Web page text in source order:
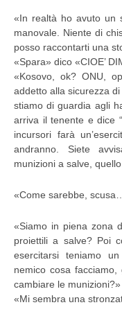
«In realtà ho avuto un
manovale. Niente di
posso raccontarti una
«Spara» dico «CIOE’
«Kosovo, ok? ONU,
addetto alla sicurezza
stiamo di guardia agli
arriva il tenente e dice
incursori farà
andranno. Siete
munizioni a salve,
«Come sarebbe,
«Siamo in piena zona
proiettili a salve? Poi
esercitarsi teniamo
nemico cosa
cambiare le munizioni?»
«Mi sembra una